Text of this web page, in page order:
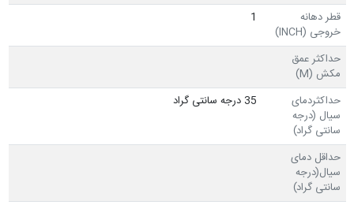
قطر دهانه
خروجی (INCH)
1
حداکثر عمق
مکش (M)
حداکثردمای
سیال (درجه
سانتی گراد)
35 درجه سانتی گراد
حداقل دمای
سیال(درجه
سانتی گراد)